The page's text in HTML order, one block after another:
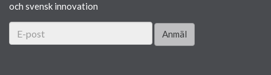
och svensk innovation
Anmäl